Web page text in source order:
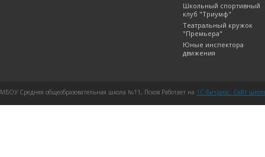
Школьный спортивный
клуб "Триумф"
Театральный кружок
"Премьера"
Юные инспектора
движения
МБОУ Средняя общеобразовательная школа №11, Псков Работает на 1C-Битрикс: Сайт